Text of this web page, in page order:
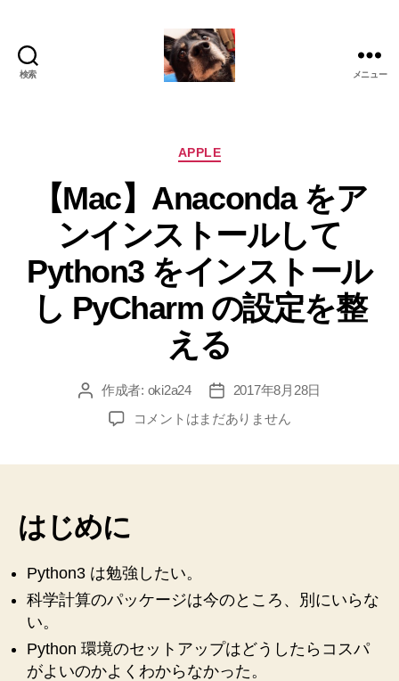
検索 メニュー
カ
ゴ
リ
ー
APPLE
【Mac】Anaconda をア
ンインストールして
Python3 をインストール
し PyCharm の設定を整
える
投 作成者: oki2a24
投
稿
日
2017年8月28日
【Mac】
ト
ー
て
Python3
コメントはまだありません
はじめに
Python3 は勉強したい。
科学計算のパッケージは今のところ、別にいらな
い。
Python 環境のセットアップはどうしたらコスパ
がよいのかよくわからなかった。